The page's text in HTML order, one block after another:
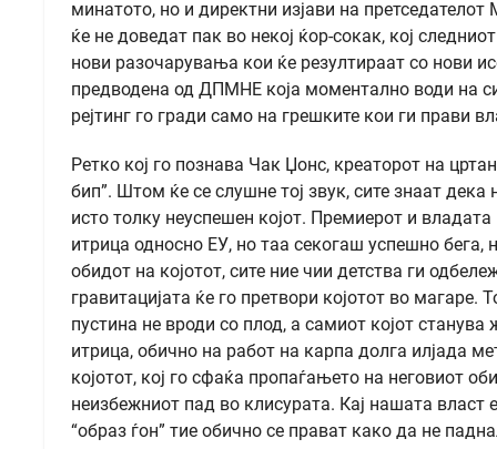
минатото, но и директни изјави на
ќе не доведат пак во некој ќор-сокак, кој
нови разочарувања кои ќе резултираат со нови
предводена од ДПМНЕ која моментално води на
рејтинг го гради само на грешките кои ги прави
Ретко кој го познава Чак Џонс, креаторот на
бип”. Штом ќе се слушне тој звук, сите знаат
исто толку неуспешен којот. Премиерот и
итрица односно ЕУ, но таа секогаш успешно бега,
обидот на којотот, сите ние чии детства ги
гравитацијата ќе го претвори којотот во
пустина не вроди со плод, а самиот којот
итрица, обично на работ на карпа долга илјада
којотот, кој го сфаќа пропаѓањето на неговиот
неизбежниот пад во клисурата. Кај нашата
“образ ѓон” тие обично се прават како да не